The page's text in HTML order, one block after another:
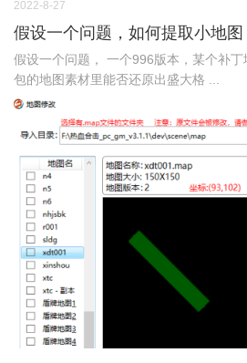
2022-8-27
假设一个问题，如何提取小地图
假设一个问题， 一个996版本，某个补
包的地图素材里能否还原出盛大格 ...